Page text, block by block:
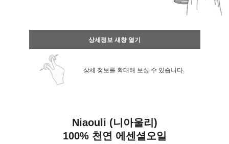
상세정보 새창 열기
상세 정보를 확대해 보실 수 있습니다.
Niaouli (니아울리)
100% 천연 에센셜오일